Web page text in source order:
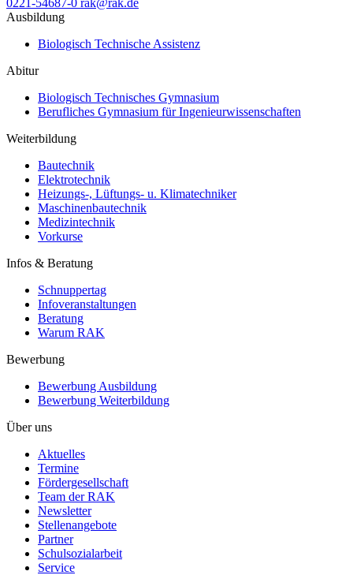
Ausbildung
Biologisch Technische Assistenz
Abitur
Biologisch Technisches Gymnasium
Berufliches Gymnasium für Ingenieurwissenschaften
Weiterbildung
Bautechnik
Elektrotechnik
Heizungs-, Lüftungs- u. Klimatechniker
Maschinenbautechnik
Medizintechnik
Vorkurse
Infos & Beratung
Schnuppertag
Infoveranstaltungen
Beratung
Warum RAK
Bewerbung
Bewerbung Ausbildung
Bewerbung Weiterbildung
Über uns
Aktuelles
Termine
Fördergesellschaft
Team der RAK
Newsletter
Stellenangebote
Partner
Schulsozialarbeit
Service